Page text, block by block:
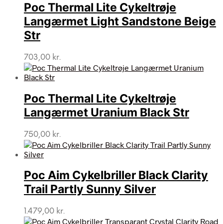
Poc Thermal Lite Cykeltrøje
Langærmet Light Sandstone Beige
Str
703,00 kr.
Poc Thermal Lite Cykeltrøje
Langærmet Uranium Black Str
750,00 kr.
Poc Aim Cykelbriller Black Clarity
Trail Partly Sunny Silver
1.479,00 kr.